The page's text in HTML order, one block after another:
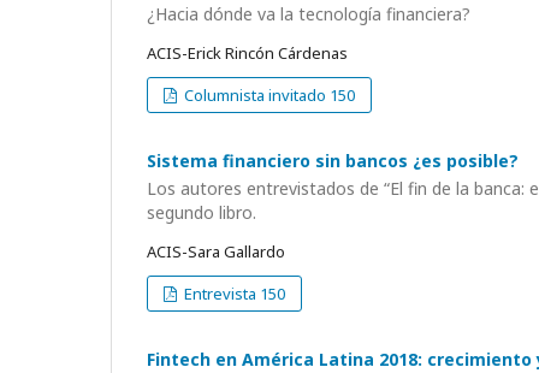
¿Hacia dónde va la tecnología financiera?
ACIS-Erick Rincón Cárdenas
Columnista invitado 150
Sistema financiero sin bancos ¿es posible?
Los autores entrevistados de “El fin de la banca:
segundo libro.
ACIS-Sara Gallardo
Entrevista 150
Fintech en América Latina 2018: crecimiento